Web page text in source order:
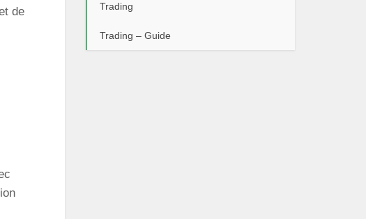
de
Trading
Trading – Guide